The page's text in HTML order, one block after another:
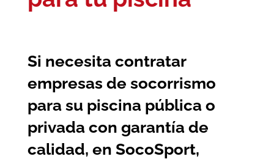
Si necesita contratar
empresas de socorrismo
para su piscina pública o
privada con garantía de
calidad, en SocoSport,